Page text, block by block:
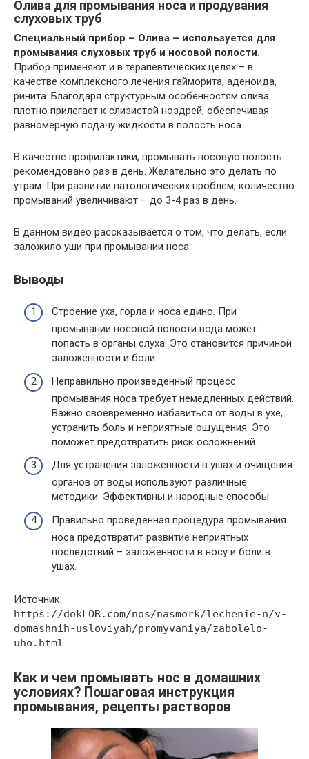
Олива для промывания носа и продувания
слуховых труб
Специальный прибор – Олива – используется для
промывания слуховых труб и носовой полости.
Прибор применяют и в терапевтических целях – в
качестве комплексного лечения гайморита, аденоида,
ринита. Благодаря структурным особенностям олива
плотно прилегает к слизистой ноздрей, обеспечивая
равномерную подачу жидкости в полость носа.
В качестве профилактики, промывать носовую полость
рекомендовано раз в день. Желательно это делать по
утрам. При развитии патологических проблем, количество
промываний увеличивают – до 3-4 раз в день.
В данном видео рассказывается о том, что делать, если
заложило уши при промывании носа.
Выводы
Строение уха, горла и носа едино. При
промывании носовой полости вода может
попасть в органы слуха. Это становится причиной
заложенности и боли.
Неправильно произведенный процесс
промывания носа требует немедленных действий.
Важно своевременно избавиться от воды в ухе,
устранить боль и неприятные ощущения. Это
поможет предотвратить риск осложнений.
Для устранения заложенности в ушах и очищения
органов от воды используют различные
методики. Эффективны и народные способы.
Правильно проведенная процедура промывания
носа предотвратит развитие неприятных
последствий – заложенности в носу и боли в
ушах.
Источник:
https://dokLOR.com/nos/nasmork/lechenie-n/v-
domashnih-usloviyah/promyvaniya/zabolelo-
uho.html
Как и чем промывать нос в домашних
условиях? Пошаговая инструкция
промывания, рецепты растворов